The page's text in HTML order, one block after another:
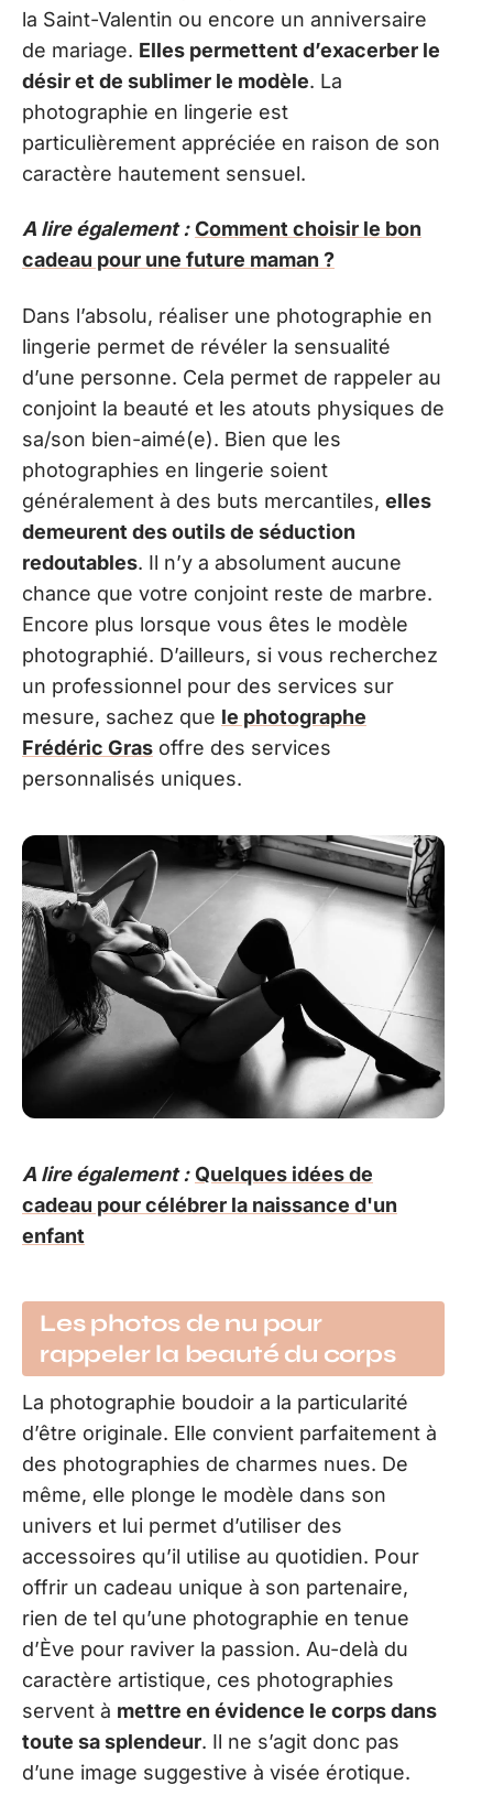
la Saint-Valentin ou encore un anniversaire
de mariage. Elles permettent d’exacerber le
désir et de sublimer le modèle. La
photographie en lingerie est
particulièrement appréciée en raison de son
caractère hautement sensuel.
A lire également : Comment choisir le bon
cadeau pour une future maman ?
Dans l’absolu, réaliser une photographie en
lingerie permet de révéler la sensualité
d’une personne. Cela permet de rappeler au
conjoint la beauté et les atouts physiques de
sa/son bien-aimé(e). Bien que les
photographies en lingerie soient
généralement à des buts mercantiles, elles
demeurent des outils de séduction
redoutables. Il n’y a absolument aucune
chance que votre conjoint reste de marbre.
Encore plus lorsque vous êtes le modèle
photographié. D’ailleurs, si vous recherchez
un professionnel pour des services sur
mesure, sachez que le photographe
Frédéric Gras offre des services
personnalisés uniques.
A lire également : Quelques idées de
cadeau pour célébrer la naissance d'un
enfant
Les photos de nu pour
rappeler la beauté du corps
La photographie boudoir a la particularité
d’être originale. Elle convient parfaitement à
des photographies de charmes nues. De
même, elle plonge le modèle dans son
univers et lui permet d’utiliser des
accessoires qu’il utilise au quotidien. Pour
offrir un cadeau unique à son partenaire,
rien de tel qu’une photographie en tenue
d’Ève pour raviver la passion. Au-delà du
caractère artistique, ces photographies
servent à mettre en évidence le corps dans
toute sa splendeur. Il ne s’agit donc pas
d’une image suggestive à visée érotique.